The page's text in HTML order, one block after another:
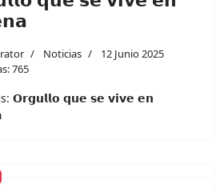
Noticias
12 Junio 2025
765
𝗢𝗿𝗴𝘂𝗹𝗹𝗼 𝗾𝘂𝗲 𝘀𝗲 𝘃𝗶𝘃𝗲 𝗲𝗻